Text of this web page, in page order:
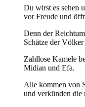
Du wirst es sehen
vor Freude und
Denn der
Schätze der
Zahllose Kamele
Midian und Efa.
Alle kommen von
und verkünden die